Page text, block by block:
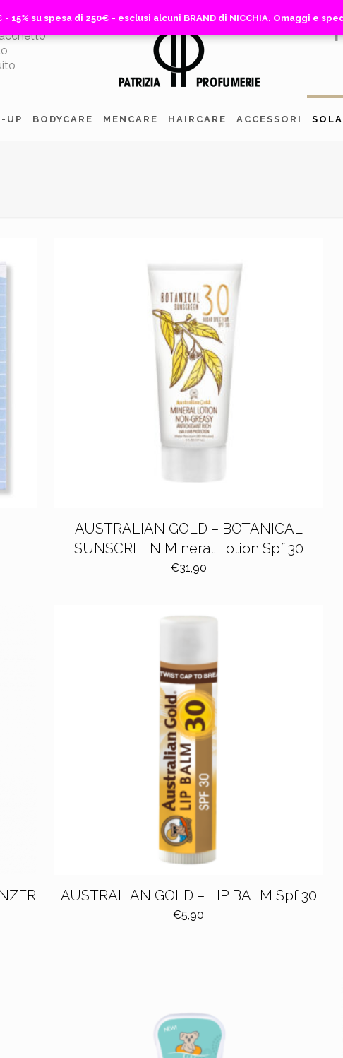
UP BODYCARE MENCARE HAIRCARE ACCESSORI
AUSTRALIAN GOLD – BOTANICAL
SUNSCREEN Mineral Lotion Spf 30
€31,90
AUSTRALIAN GOLD – LIP BALM Spf 30
€5,90
- 15% su spesa di 250€ - esclusi alcuni BRAND di NICCHIA. Omaggi e
- 15% su spesa di 250€ - esclusi alcuni BRAND di NICCHIA. Omaggi e